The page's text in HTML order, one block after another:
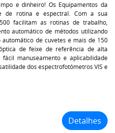
e dinheiro! Os Equipamentos da
de rotina e espectral. Com a sua
facilitam as rotinas de trabalho,
automático de métodos utilizando
de cuvetes e mais de 150
de feixe de referência de alta
manuseamento e aplicabilidade
dos espectrofotómetros VIS e
Detalhes